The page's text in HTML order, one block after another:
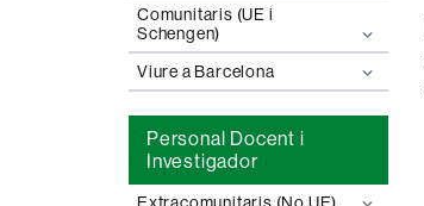
Comunitaris (UE i
Schengen)
Viure a Barcelona
Personal Docent i
Investigador